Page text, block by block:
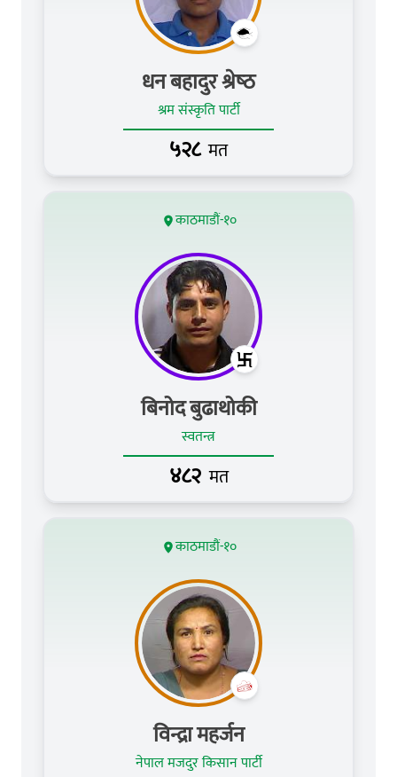
धन बहादुर श्रेष्‍ठ
श्रम संस्कृति पार्टी
५२८ मत
काठमाडौं-१०
बिनोद बुढाथोकी
स्वतन्त्र
४८२ मत
काठमाडौं-१०
विन्द्रा महर्जन
नेपाल मजदुर किसान पार्टी